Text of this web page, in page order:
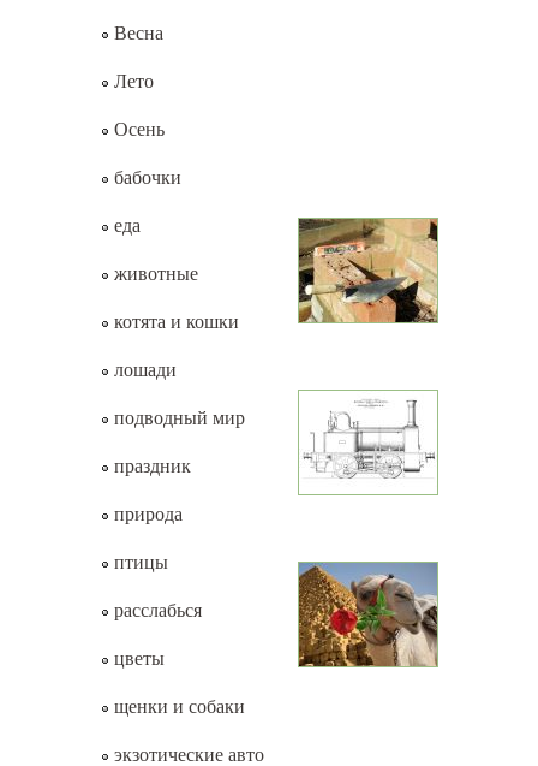
Весна
Лето
Осень
бабочки
еда
животные
котята и кошки
лошади
подводный мир
праздник
природа
птицы
расслабься
цветы
щенки и собаки
экзотические авто